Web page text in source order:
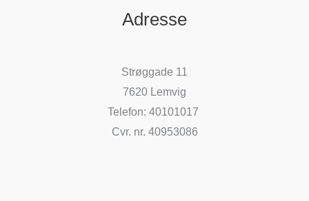
Adresse
Strøggade 11
7620 Lemvig
Telefon: 40101017
Cvr. nr. 40953086